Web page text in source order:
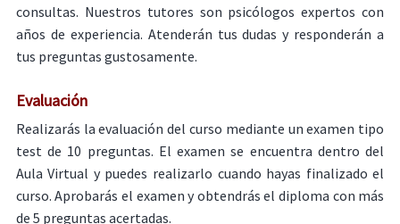
consultas. Nuestros tutores son psicólogos expertos con
años de experiencia. Atenderán tus dudas y responderán a
tus preguntas gustosamente.
Evaluación
Realizarás la evaluación del curso mediante un examen tipo
test de 10 preguntas. El examen se encuentra dentro del
Aula Virtual y puedes realizarlo cuando hayas finalizado el
curso. Aprobarás el examen y obtendrás el diploma con más
de 5 preguntas acertadas.